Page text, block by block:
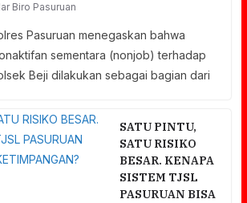
Biro Pasuruan
Pasuruan menegaskan bahwa
sementara (nonjob) terhadap
Beji dilakukan sebagai bagian dari
SATU PINTU,
SATU RISIKO
BESAR. KENAPA
SISTEM TJSL
PASURUAN BISA